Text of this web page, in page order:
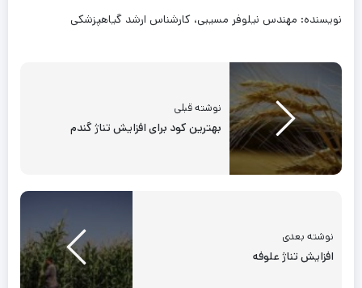
نویسنده: مهندس نیلوفر مسیبی، کارشناس ارشد گیاهپزشکی
نوشته قبلی
بهترین کود برای افزایش تناژ گندم
نوشته بعدی
افزایش تناژ علوفه